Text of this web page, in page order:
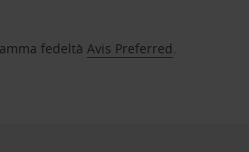
fedeltàAvis Preferred.